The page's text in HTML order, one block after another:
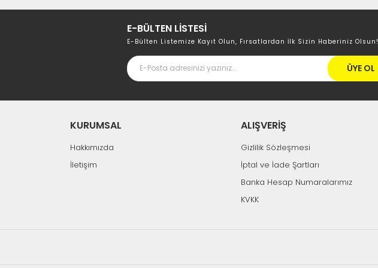
E-BÜLTEN LİSTESİ
E-Bülten Listemize Kayıt Olun, Fırsatlardan İlk Sizin Haberiniz Olsun!
ÜYE OL
KURUMSAL
Hakkımızda
İletişim
ALIŞVERİŞ
Gizlilik Sözleşmesi
İptal ve İade Şartları
Banka Hesap Numaralarımız
KVKK